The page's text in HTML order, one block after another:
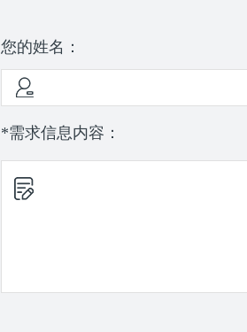
您的姓名：
*需求信息内容：